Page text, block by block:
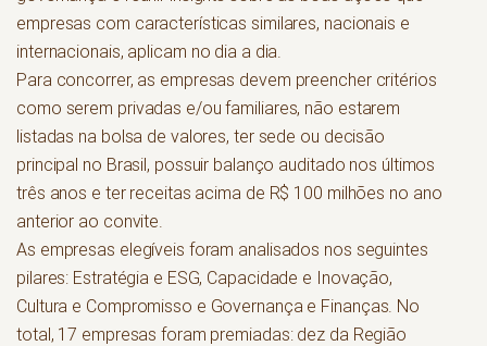
empresas com características similares, nacionais e
internacionais, aplicam no dia a dia.
Para concorrer, as empresas devem preencher critérios
como serem privadas e/ou familiares, não estarem
listadas na bolsa de valores, ter sede ou decisão
principal no Brasil, possuir balanço auditado nos últimos
três anos e ter receitas acima de R$ 100 milhões no ano
anterior ao convite.
As empresas elegíveis foram analisados nos seguintes
pilares: Estratégia e ESG, Capacidade e Inovação,
Cultura e Compromisso e Governança e Finanças. No
total, 17 empresas foram premiadas: dez da Região